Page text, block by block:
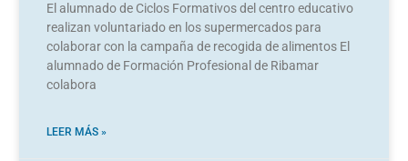
El alumnado de Ciclos Formativos del centro educativo
realizan voluntariado en los supermercados para
colaborar con la campaña de recogida de alimentos El
alumnado de Formación Profesional de Ribamar
colabora
LEER MÁS »